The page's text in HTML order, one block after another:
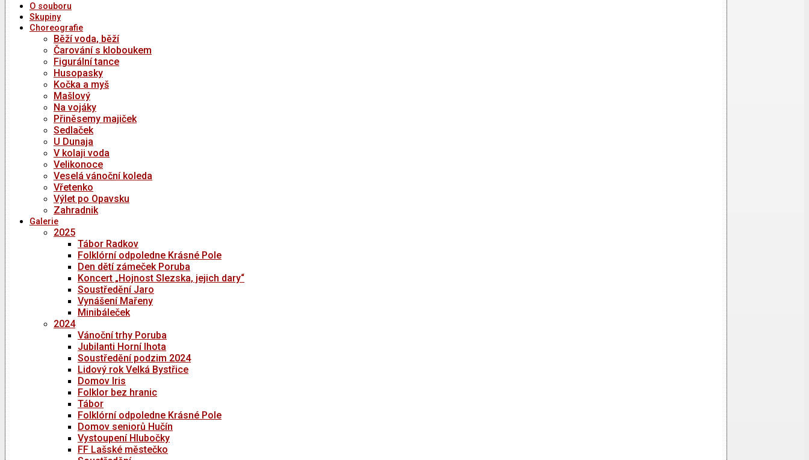
O souboru
Skupiny
Choreografie
Běží voda, běží
Čarování s kloboukem
Figurální tance
Husopasky
Kočka a myš
Mašlový
Na vojáky
Přiněsemy majiček
Sedlaček
U Dunaja
V kolaji voda
Velikonoce
Veselá vánoční koleda
Vřetenko
Výlet po Opavsku
Zahradnik
Galerie
2025
Tábor Radkov
Folklórní odpoledne Krásné Pole
Den dětí zámeček Poruba
Koncert „Hojnost Slezska, jejich dary“
Soustředění Jaro
Vynášení Mařeny
Minibáleček
2024
Vánoční trhy Poruba
Jubilanti Horní lhota
Soustředění podzim 2024
Lidový rok Velká Bystřice
Domov Iris
Folklor bez hranic
Tábor
Folklórní odpoledne Krásné Pole
Domov seniorů Hučín
Vystoupení Hlubočky
FF Lašské městečko